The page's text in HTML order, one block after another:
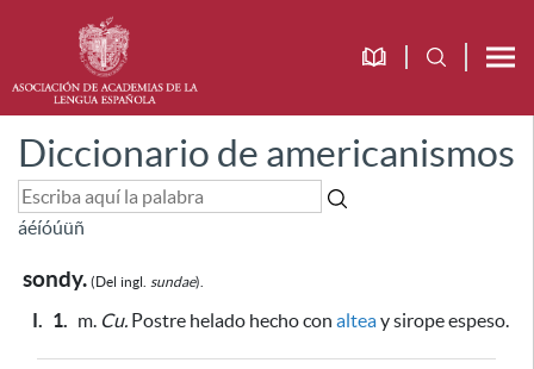
Diccionario de americanismos
áéíóúüñ
sondy. (Del ingl. sundae).
I. 1. m. Cu. Postre helado hecho con alteay sirope espeso.